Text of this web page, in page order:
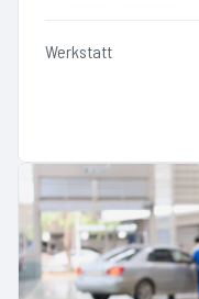
Werkstatt